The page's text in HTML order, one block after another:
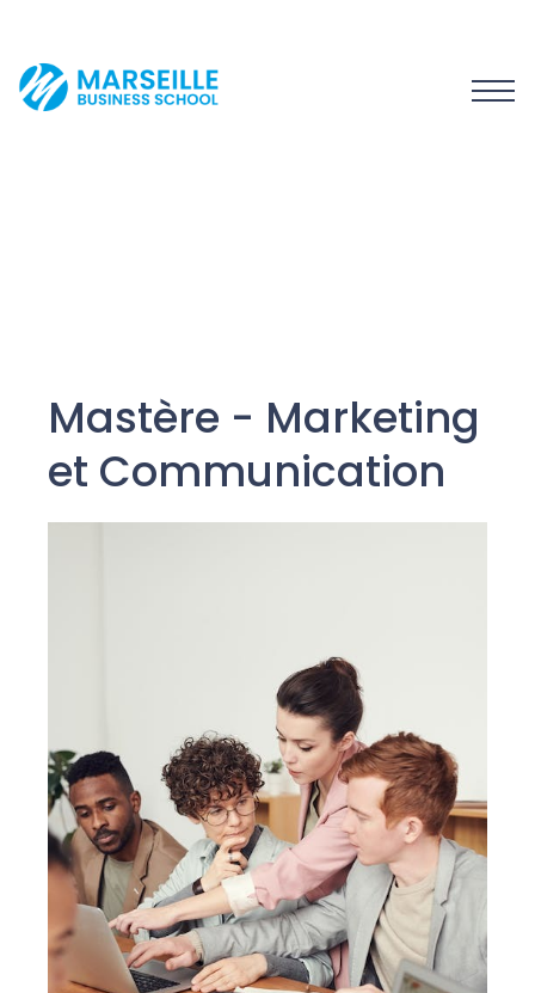
Mastère - Marketing
et Communication